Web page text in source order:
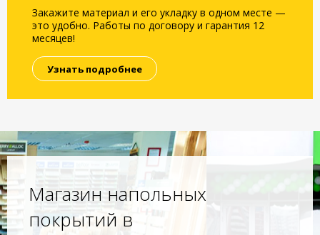
Закажите материал и его укладку в одном месте —
это удобно. Работы по договору и гарантия 12
месяцев!
Узнать подробнее
Магазин напольных
покрытий в